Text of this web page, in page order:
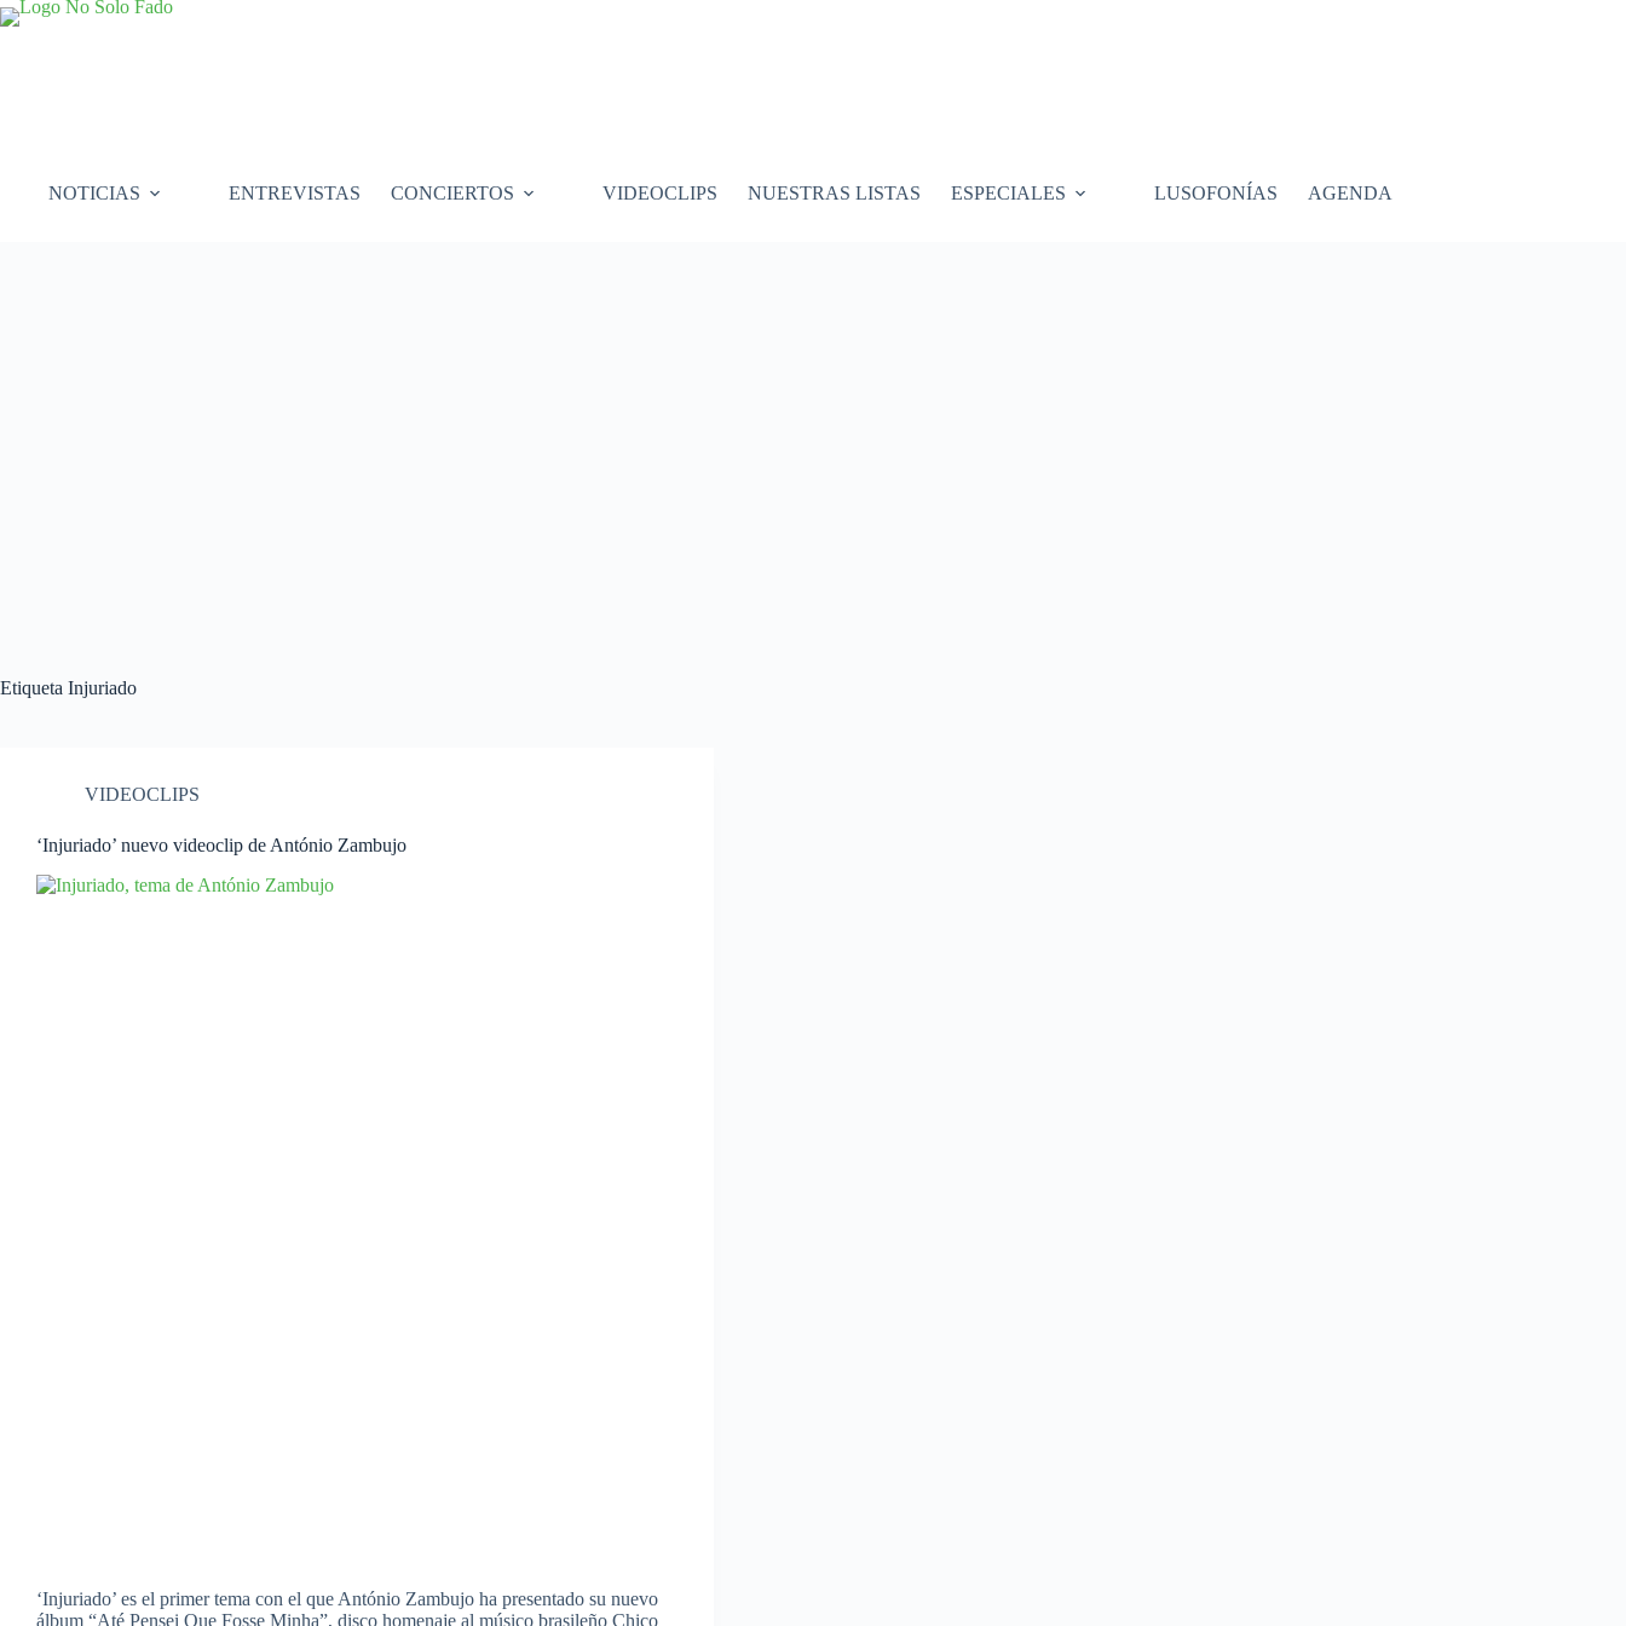
Saltar
al
NOTICIAS ENTREVISTAS CONCIERTOS VIDEOCLIPS NUESTRAS LISTAS ESPECIALES LUSOFONÍAS AGENDA
Etiqueta Injuriado
VIDEOCLIPS
‘Injuriado’ nuevo videoclip de António Zambujo
‘Injuriado’ es el primer tema con el que António Zambujo ha presentado su nuevo
álbum “Até Pensei Que Fosse Minha”, disco homenaje al músico brasileño Chico